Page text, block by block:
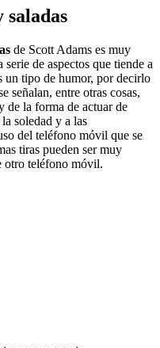
saladas
de Scott Adams es muy
de aspectos que tiende a
un tipo de humor, por decirlo
señalan, entre otras cosas,
de la forma de actuar de
soledad y a las
del teléfono móvil que se
tiras pueden ser muy
otro teléfono móvil.